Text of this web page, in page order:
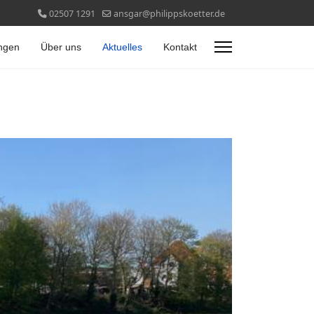
02507 1291 ansgar@philippskoetter.de
Über uns Aktuelles Kontakt